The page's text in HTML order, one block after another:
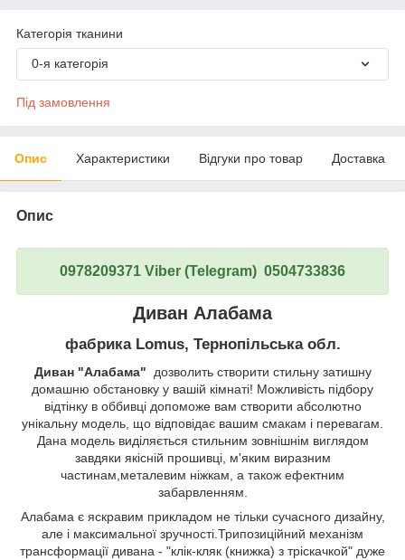
Категорія тканини
0-я категорія
Під замовлення
Опис Характеристики Відгуки про товар Доставка
Опис
0978209371 Viber (Telegram) 0504733836
Диван Алабама
фабрика Lomus, Тернопільська обл.
Диван "Алабама" дозволить створити стильну затишну
домашню обстановку у вашій кімнаті! Можливість підбору
відтінку в оббивці допоможе вам створити абсолютно
унікальну модель, що відповідає вашим смакам і перевагам.
Дана модель виділяється стильним зовнішнім виглядом
завдяки якісній прошивці, м'яким виразним
частинам,металевим ніжкам, а також ефектним
забарвленням.
Алабама є яскравим прикладом не тільки сучасного дизайну,
але і максимальної зручності.Трипозиційний механізм
трансформації дивана - "клік-кляк (книжка) з тріскачкой" дуже